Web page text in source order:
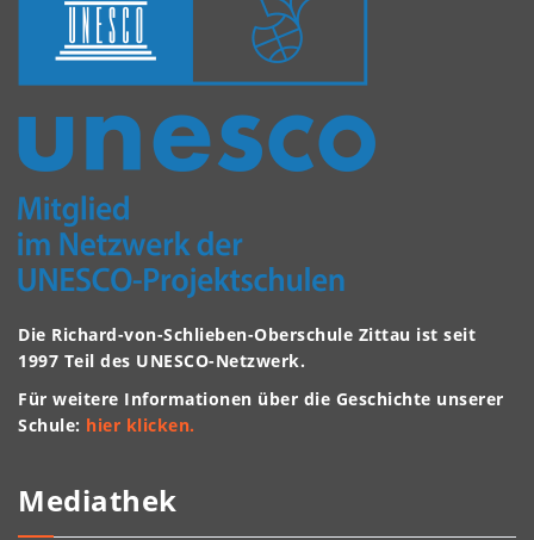
Die Richard-von-Schlieben-Oberschule Zittau ist seit
1997 Teil des UNESCO-Netzwerk.
Für weitere Informationen über die Geschichte unserer
Schule: hier klicken.
Mediathek